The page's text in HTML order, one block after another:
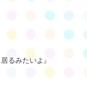
が、治療の薬投与の日
、母の一番上の姉(伯